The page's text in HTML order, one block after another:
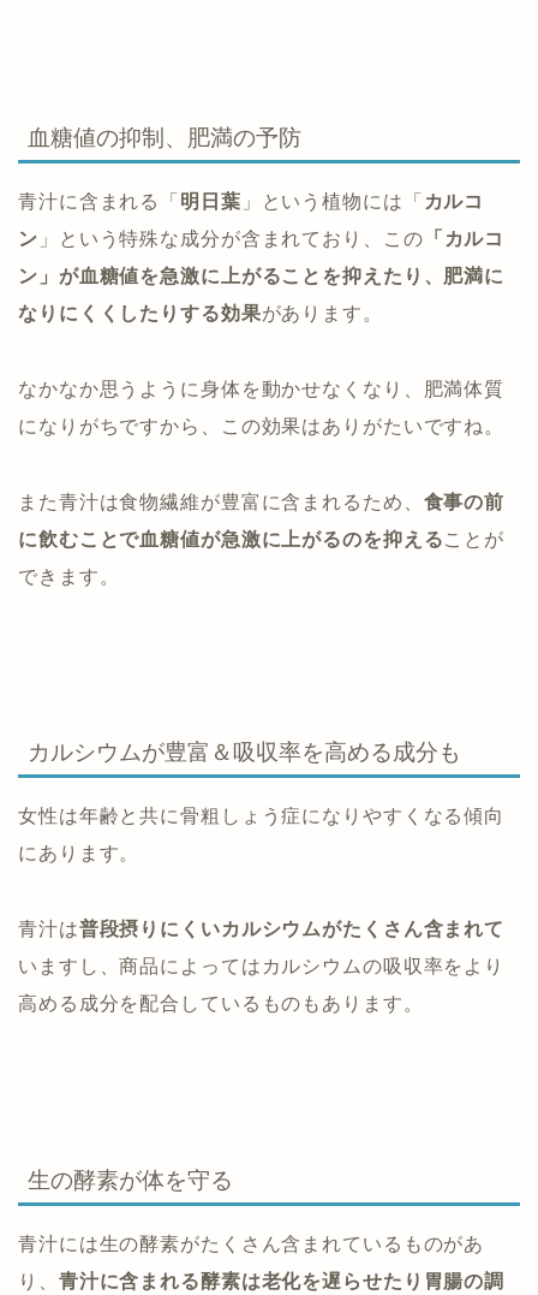
血糖値の抑制、肥満の予防
青汁に含まれる「 明日葉 」という植物には「 カルコ
ン 」という特殊な成分が含まれており、この 「カルコ
ン」が血糖値を急激に上がることを抑えたり、肥満に
なりにくくしたりする効果があります。
なかなか思うように身体を動かせなくなり、肥満体質
になりがちですから、この効果はありがたいですね。
また青汁は食物繊維が豊富に含まれるため、 食事の前
に飲むことで血糖値が急激に上がるのを抑えることが
できます。
カルシウムが豊富＆吸収率を高める成分も
女性は年齢と共に骨粗しょう症になりやすくなる傾向
にあります。
青汁は普段摂りにくいカルシウムがたくさん含まれて
いますし、商品によってはカルシウムの吸収率をより
高める成分を配合しているものもあります。
生の酵素が体を守る
青汁には生の酵素がたくさん含まれているものがあ
り、 青汁に含まれる酵素は老化を遅らせたり胃腸の調